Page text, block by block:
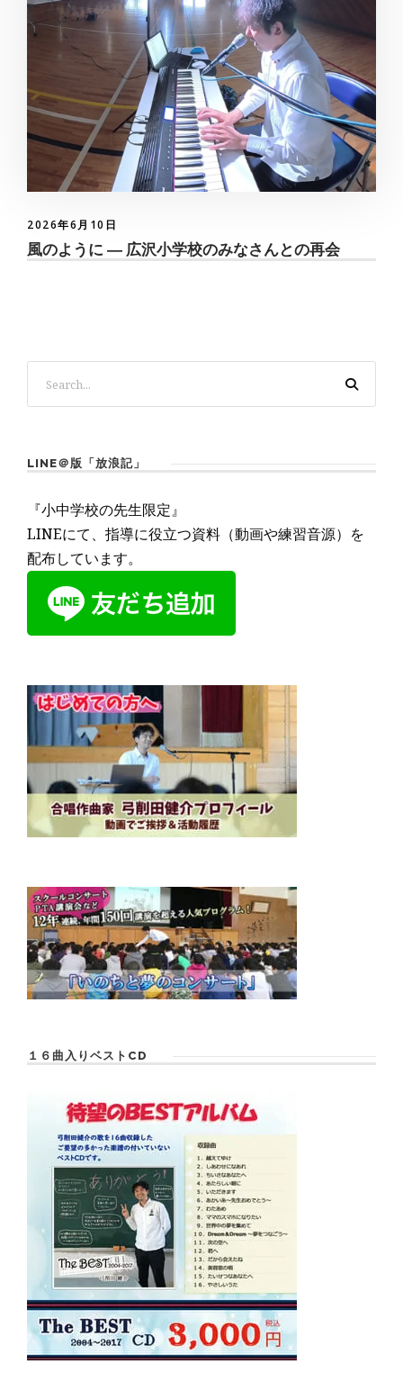
2026年6月10日
風のように ― 広沢小学校のみなさんとの再会
LINE＠版「放浪記」
『小中学校の先生限定』
LINEにて、指導に役立つ資料（動画や練習音源）を
配布しています。
１６曲入りベストCD